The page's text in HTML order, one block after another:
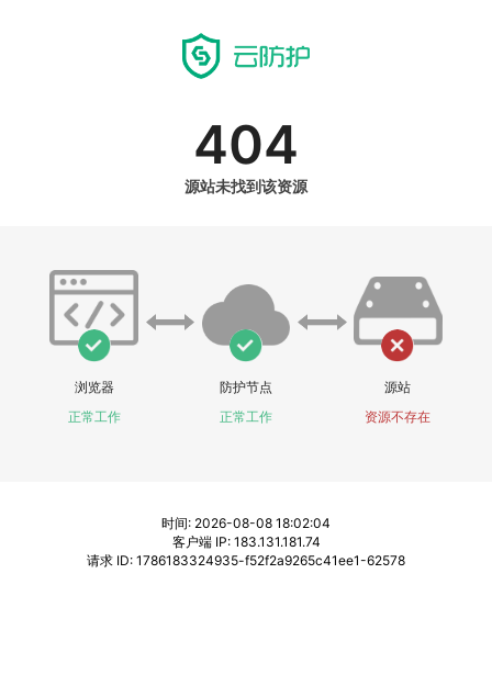
404
源站未找到该资源
浏览器
正常工作
防护节点
正常工作
源站
资源不存在
时间: 2026-08-08 18:02:04
客户端 IP: 183.131.181.74
请求 ID: 1786183324935-f52f2a9265c41ee1-62578